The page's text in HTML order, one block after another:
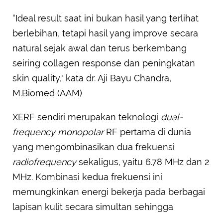
“Ideal result saat ini bukan hasil yang terlihat
berlebihan, tetapi hasil yang improve secara
natural sejak awal dan terus berkembang
seiring collagen response dan peningkatan
skin quality," kata dr. Aji Bayu Chandra,
M.Biomed (AAM)
XERF sendiri merupakan teknologi dual-
frequency monopolarRF pertama di dunia
yang mengombinasikan dua frekuensi
radiofrequencysekaligus, yaitu 6.78 MHz dan 2
MHz. Kombinasi kedua frekuensi ini
memungkinkan energi bekerja pada berbagai
lapisan kulit secara simultan sehingga